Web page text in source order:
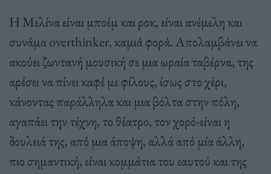
Η Μελίνα είναι μποέμ και ροκ, είναι ανέμελη και
συνάμα overthinker, καμιά φορά. Απολαμβάνει να
ακούει ζωντανή μουσική σε μια ωραία ταβέρνα, της
αρέσει να πίνει καφέ με φίλους, ίσως στο χέρι,
κάνοντας παράλληλα και μια βόλτα στην πόλη,
αγαπάει την τέχνη, το θέατρο, τον χορό-είναι η
δουλειά της, από μια άποψη, αλλά από μία άλλη,
πιο σημαντική, είναι κομμάτια του εαυτού και της